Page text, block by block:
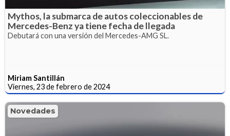
Mythos, la submarca de autos coleccionables de
Mercedes-Benz ya tiene fecha de llegada
Debutará con una versión del Mercedes-AMG SL.
Miriam Santillán
Viernes, 23 de febrero de 2024
Novedades